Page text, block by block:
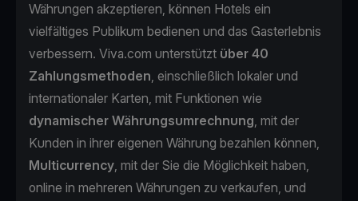
Währungen akzeptieren, können Hotels ein
vielfältiges Publikum bedienen und das Gasterlebnis
verbessern. Viva.com unterstützt über 40
Zahlungsmethoden, einschließlich lokaler und
internationaler Karten, mit Funktionen wie
dynamischer Währungsumrechnung, mit der
Kunden in ihrer eigenen Währung bezahlen können,
Multicurrency, mit der Sie die Möglichkeit haben,
online in mehreren Währungen zu verkaufen, und